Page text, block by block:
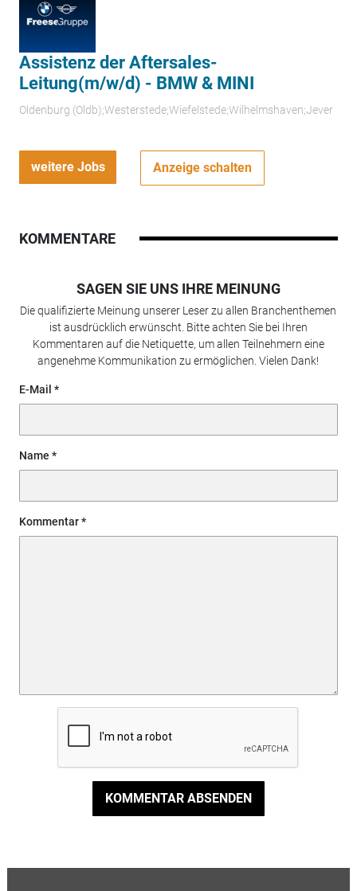
Assistenz der Aftersales-
Leitung(m/w/d) - BMW & MINI
Oldenburg (Oldb);Westerstede;Wiefelstede;Wilhelmshaven;Jever
weitere Jobs Anzeige schalten
KOMMENTARE
SAGEN SIE UNS IHRE MEINUNG
Die qualifizierte Meinung unserer Leser zu allen Branchenthemen
ist ausdrücklich erwünscht. Bitte achten Sie bei Ihren
Kommentaren auf die Netiquette, um allen Teilnehmern eine
angenehme Kommunikation zu ermöglichen. Vielen Dank!
E-Mail
Name
Kommentar
KOMMENTAR ABSENDEN